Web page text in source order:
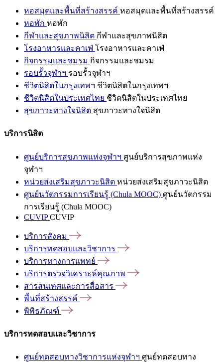
หอสมุดและพื้นที่สร้างสรรค์ หอสมุดและพื้นที่สร้างสรรค์
หอพัก หอพัก
กีฬาและสุขภาพนิสิต กีฬาและสุขภาพนิสิต
โรงอาหารและคาเฟ่ โรงอาหารและคาเฟ่
กิจกรรมและชมรม กิจกรรมและชมรม
รอบรั้วจุฬาฯ รอบรั้วจุฬาฯ
ชีวิตนิสิตในกรุงเทพฯ ชีวิตนิสิตในกรุงเทพฯ
ชีวิตนิสิตในประเทศไทย ชีวิตนิสิตในประเทศไทย
สุขภาวะทางใจนิสิต สุขภาวะทางใจนิสิต
บริการนิสิต
ศูนย์บริการสุขภาพแห่งจุฬาฯ ศูนย์บริการสุขภาพแห่ง
จุฬาฯ
หน่วยส่งเสริมสุขภาวะนิสิต หน่วยส่งเสริมสุขภาวะนิสิต
ศูนย์นวัตกรรมการเรียนรู้ (Chula MOOC) ศูนย์นวัตกรรม
การเรียนรู้ (Chula MOOC)
CUVIPCUVIP
บริการสังคม
บริการทดสอบและวิชาการ
บริการทางการแพทย์
บริการตรวจวิเคราะห์คุณภาพ
สารสนเทศและการสื่อสาร
พื้นที่สร้างสรรค์
พิพิธภัณฑ์
บริการทดสอบและวิชาการ
ศูนย์ทดสอบทางวิชาการแห่งจุฬาฯ ศูนย์ทดสอบทาง